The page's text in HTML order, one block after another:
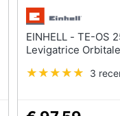
EINHELL - TE-OS 2520 E
Levigatrice
3